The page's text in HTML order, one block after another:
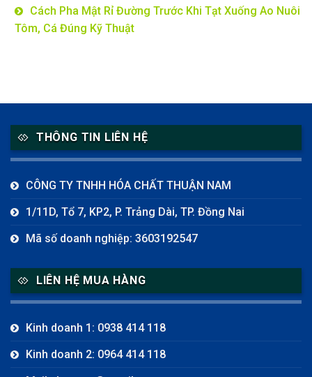
Cách Pha Mật Rỉ Đường Trước Khi Tạt Xuống Ao Nuôi
Tôm, Cá Đúng Kỹ Thuật
THÔNG TIN LIÊN HỆ
CÔNG TY TNHH HÓA CHẤT THUẬN NAM
1/11D, Tổ 7, KP2, P. Trảng Dài, TP. Đồng Nai
Mã số doanh nghiệp: 3603192547
LIÊN HỆ MUA HÀNG
Kinh doanh 1: 0938 414 118
Kinh doanh 2: 0964 414 118